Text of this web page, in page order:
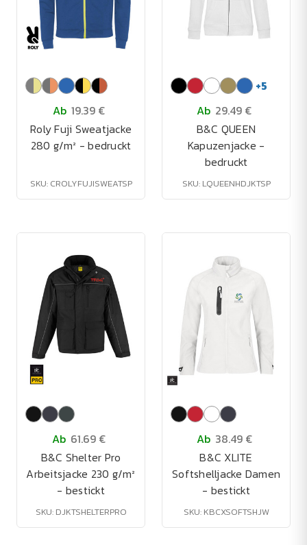
Ab 19.39 €
Roly Fuji Sweatjacke
280 g/m² - bedruckt
SKU: CROLYFUJISWEATSP
+5
Ab 29.49 €
B&C QUEEN
Kapuzenjacke -
bedruckt
SKU: LQUEENHDJKTSP
Ab 61.69 €
B&C Shelter Pro
Arbeitsjacke 230 g/m²
- bestickt
SKU: DJKTSHELTERPRO
Ab 38.49 €
B&C XLITE
Softshelljacke Damen
- bestickt
SKU: KBCXSOFTSHJW